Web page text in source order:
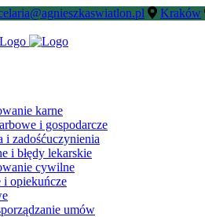
Kraków
karne
i gospodarcze
i zadośćuczynienia
i błędy lekarskie
cywilne
i opiekuńcze
umów